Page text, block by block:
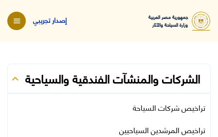
جمهورية مصر العربية
وزارة السياحة والآثار
إصدار تجريبي
الشركات والمنشآت الفندقية والسياحية
تراخيص شركات السياحة
تراخيص المرشدين السياحيين